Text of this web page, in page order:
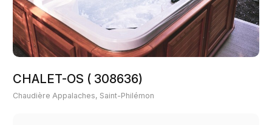
CHALET-OS ( 308636)
Chaudière Appalaches, Saint-Philémon